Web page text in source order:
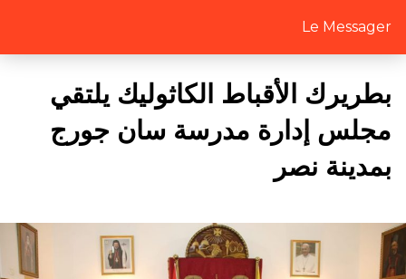
Le Messager
بطريرك الأقباط الكاثوليك يلتقي
مجلس إدارة مدرسة سان جورج
بمدينة نصر